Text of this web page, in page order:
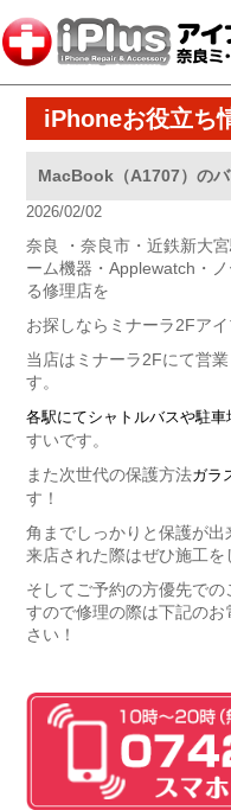
iPhoneお役立ち
MacBook（A1707）の
2026/02/02
奈良 ・奈良市・近鉄新大
ーム機器・Applewatch・
る修理店を
お探しならミナーラ2Fア
当店はミナーラ2Fにて営
す。
各駅にてシャトルバスや駐車
すいです。
また次世代の保護方法ガラ
す！
角までしっかりと保護が出
来店された際はぜひ施工を
そしてご予約の方優先で
すので修理の際は下記の
さい！